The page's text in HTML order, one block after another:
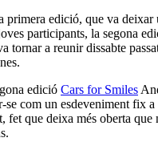
primera edició, que va deixar
participants, la segona
tornar a reunir dissabte
edició Cars for Smiles
se com un esdeveniment fix
fet que deixa més oberta que